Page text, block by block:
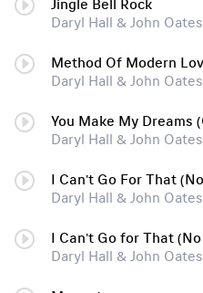
Jingle Bell Rock
Daryl Hall & John Oates
Method Of Modern
Daryl Hall & John Oates
You Make My Dreams
Daryl Hall & John Oates
Daryl Hall & John Oates
I Can't Go for That (No
Daryl Hall & John Oates